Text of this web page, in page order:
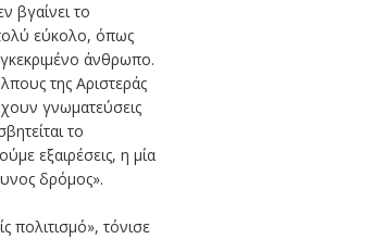
βγαίνει το
εύκολο, όπως
άνθρωπο.
της Αριστεράς
γνωματεύσεις
το
εξαιρέσεις, η μία
δρόμος».
πολιτισμό», τόνισε